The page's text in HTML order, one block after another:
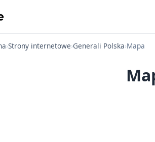
›Strony internetowe›Generali Polska›Mapa